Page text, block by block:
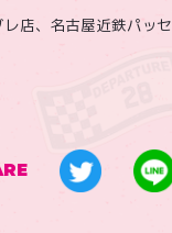
店、名古屋近鉄パッセ